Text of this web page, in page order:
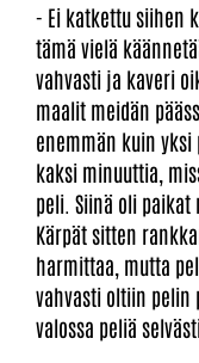
- Ei katkettu siihen
tämä vielä
vahvasti ja kaveri
maalit meidän
enemmän kuin
kaksi minuuttia,
peli. Siinä oli
Kärpät sitten
harmittaa, mutta
vahvasti oltiin
valossa peliä